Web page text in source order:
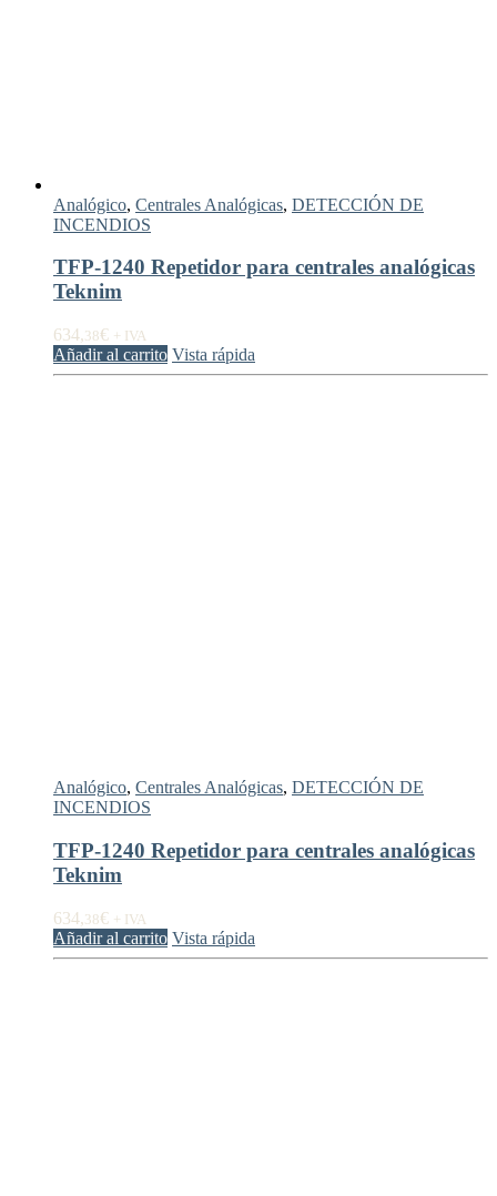
Analógico, Centrales Analógicas, DETECCIÓN DE
INCENDIOS
TFP-1240 Repetidor para centrales analógicas
Teknim
634,38€ + IVA
Añadir al carrito Vista rápida
Analógico, Centrales Analógicas, DETECCIÓN DE
INCENDIOS
TFP-1240 Repetidor para centrales analógicas
Teknim
634,38€ + IVA
Añadir al carrito Vista rápida